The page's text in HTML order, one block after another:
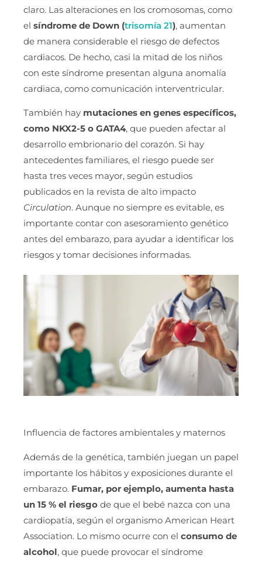
claro. Las alteraciones en los cromosomas, como
el síndrome de Down (trisomía 21), aumentan
de manera considerable el riesgo de defectos
cardiacos. De hecho, casi la mitad de los niños
con este síndrome presentan alguna anomalía
cardiaca, como comunicación interventricular.
También hay mutaciones en genes específicos,
como NKX2-5 o GATA4, que pueden afectar al
desarrollo embrionario del corazón. Si hay
antecedentes familiares, el riesgo puede ser
hasta tres veces mayor, según estudios
publicados en la revista de alto impacto
Circulation. Aunque no siempre es evitable, es
importante contar con asesoramiento genético
antes del embarazo, para ayudar a identificar los
riesgos y tomar decisiones informadas.
Influencia de factores ambientales y maternos
Además de la genética, también juegan un papel
importante los hábitos y exposiciones durante el
embarazo. Fumar, por ejemplo, aumenta hasta
un 15 % el riesgo de que el bebé nazca con una
cardiopatía, según el organismo American Heart
Association. Lo mismo ocurre con el consumo de
alcohol , que puede provocar el síndrome